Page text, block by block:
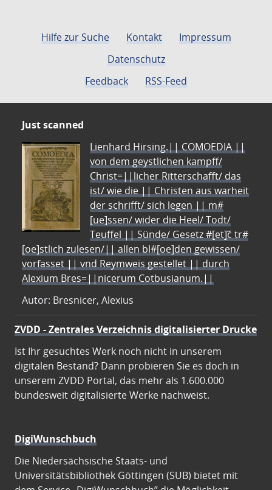
Hilfe zur Suche Kontakt
Impressum
Datenschutz
Feedback
RSS-Feed
Just scanned
Lienhard Hirsing.|| COMOEDIA ||
von dem geystlichen kampff/
Christ=||licher Ritterschafft/ das
ist/ wie die || Christen aus warheit
der schrifft/ sich legen || m#
[ue]ssen/ wider die Heel/ Todt/
Teuffel || Sünde/ Gesetz #[et]c̃ tr#
[oe]stlich zulesen/|| allen bl#[oe]den gewissen/
vorfasset || vnd Reymweis gestellet || durch
Alexium Bres=||nicerum Cotbusianum.||
Autor: Bresnicer, Alexius
ZVDD - Zentrales Verzeichnis digitalisierter Drucke
Ist Ihr gesuchtes Werk noch nicht in unserem
digitalen Bestand? Dann probieren Sie es doch in
unserem ZVDD Portal, das mehr als 1.600.000
bundesweit digitalisierte Werke nachweist.
DigiWunschbuch
Die Niedersächsische Staats- und
Universitätsbibliothek Göttingen (SUB) bietet mit